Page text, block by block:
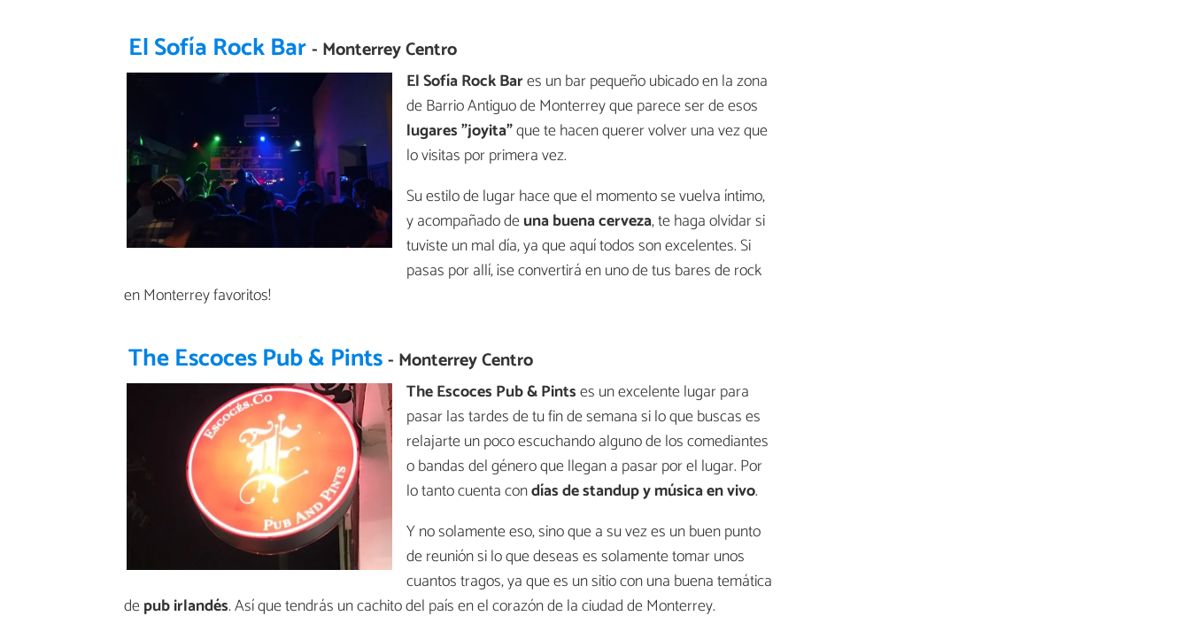
El Sofía Rock Bar- Monterrey Centro
El Sofía Rock Bares un bar pequeño ubicado en la zona
de Barrio Antiguo de Monterrey que parece ser de esos
lugares "joyita"que te hacen querer volver una vez que
lo visitas por primera vez.
Su estilo de lugar hace que el momento se vuelva íntimo,
y acompañado deuna buena cerveza, te haga olvidar si
tuviste un mal día, ya que aquí todos son excelentes. Si
pasas por allí, ¡se convertirá en uno de tus bares de rock
en Monterrey favoritos!
The Escoces Pub & Pints- Monterrey Centro
The Escoces Pub & Pintses un excelente lugar para
pasar las tardes de tu fin de semana si lo que buscas es
relajarte un poco escuchando alguno de los comediantes
o bandas del género que llegan a pasar por el lugar. Por
lo tanto cuenta condías de standup y música en vivo.
Y no solamente eso, sino que a su vez es un buen punto
de reunión si lo que deseas es solamente tomar unos
cuantos tragos, ya que es un sitio con una buena temática
depub irlandés. Así que tendrás un cachito del país en el corazón de la ciudad de Monterrey.